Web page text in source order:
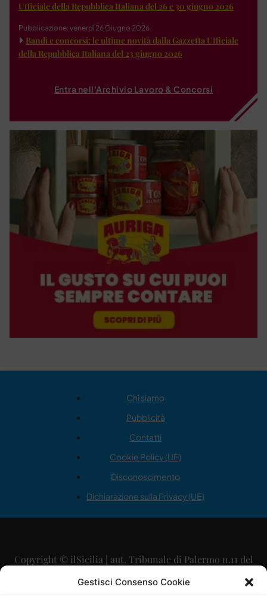
Gestisci Consenso Cookie
Ufficiale della Repubblica Italiana del 26 e 30 giugno 2026
Pubblicazione: venerdì 26 Giugno 2026
Bandi e concorsi: le ultime novità dalla Gazzetta Ufficiale
della Repubblica Italiana del 23 giugno 2026
Entra nell'Archivio Lavoro & Concorsi
Chi siamo
Pubblicità
Contatti
Cookie Policy (UE)
Disconoscimento
Dichiarazione sulla Privacy (UE)
Copyright © ilSicilia | aut. Tribunale di Palermo n.11 del
29/09/2015